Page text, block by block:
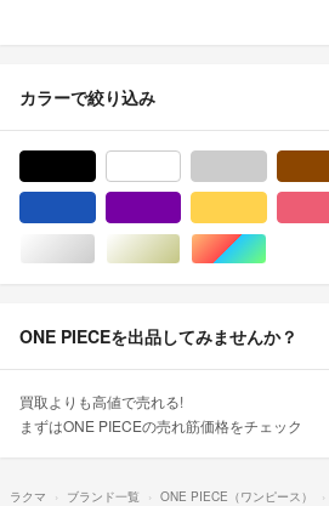
カラーで絞り込み
シルバー/銀色系ゴールド/金色系マルチカ
ONE PIECEを出品してみませんか？
買取よりも高値で売れる!
まずはONE PIECEの売れ筋価格をチェック
ラクマ ブランド一覧 ONE PIECE（ワンピース）